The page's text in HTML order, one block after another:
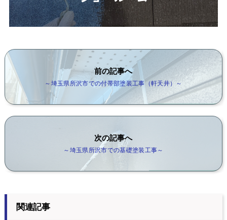
前の記事へ
～埼玉県所沢市での付帯部塗装工事（軒天井）～
次の記事へ
～埼玉県所沢市での基礎塗装工事～
関連記事